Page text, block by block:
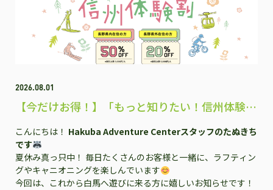
2026.08.01
【今だけお得！】「もっと知りたい！信州体験
割」で白馬のアクティビティを楽しもう♪
こんにちは！ Hakuba Adventure Centerスタッフのたぬきち
です
夏休み真っ只中！ 毎日たくさんのお客様と一緒に、ラフティン
グやキャニオニングを楽しんでいます
今回は、これから白馬へ遊びに来る方に嬉しいお知らせです！